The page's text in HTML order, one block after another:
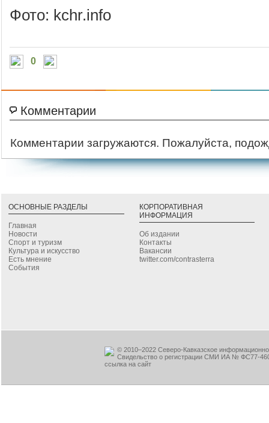
Фото: kchr.info
0
Комментарии
Комментарии загружаются. Пожалуйста,
ОСНОВНЫЕ РАЗДЕЛЫ
Главная
Новости
Спорт и туризм
Культура и искусство
Есть мнение
События
КОРПОРАТИВНАЯ
ИНФОРМАЦИЯ
Об издании
Контакты
Вакансии
twitter.com/contrasterra
© 2010–2022 Северо-Кавказское
Свидельство о регистрации СМИ ИА № ФС77-
ссылка на сайт